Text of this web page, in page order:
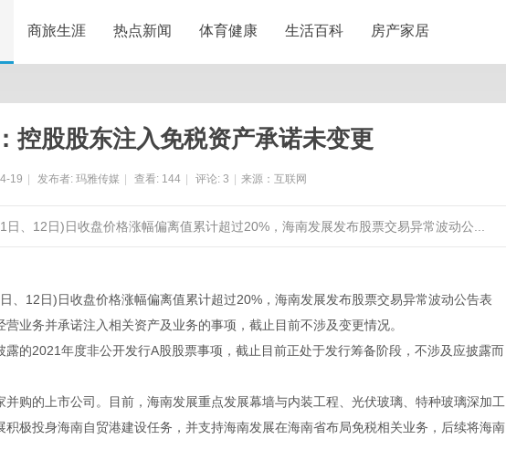
商旅生涯 热点新闻 体育健康 生活百科 房产家居
控股股东注入免税资产承诺未变更
19 发布者: 玛雅传媒 查看: 144 评论: 3 来源：互联网
、12日)日收盘价格涨幅偏离值累计超过20%，海南发展发布股票交易异常波动公...
12日)日收盘价格涨幅偏离值累计超过20%，海南发展发布股票交易异常波动公告表
业务并承诺注入相关资产及业务的事项，截止目前不涉及变更情况。
2021年度非公开发行A股股票事项，截止目前正处于发行筹备阶段，不涉及应披露而
的上市公司。目前，海南发展重点发展幕墙与内装工程、光伏玻璃、特种玻璃深加工
极投身海南自贸港建设任务，并支持海南发展在海南省布局免税相关业务，后续将海南